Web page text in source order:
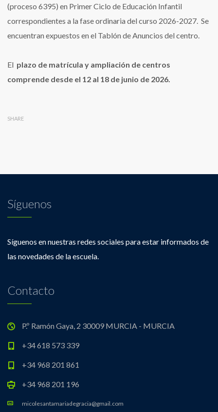
(proceso 6395) en Primer Ciclo de Educación Infantil
correspondientes a la fase ordinaria del curso 2026-2027. Se
encuentran expuestos en el Tablón de Anuncios del centro.
El plazo de matrícula y ampliación de centros
comprende desde el 12 al 18 de junio de 2026.
SHARE
Síguenos
Síguenos en nuestras redes sociales para estar informados de
las novedades de la escuela.
Contacto
P.º Ramón Gaya, 2 30009 MURCIA - MURCIA
+34 618 573 339
+34 968 201 861
+34 968 201 196
micolesantamariadegracia@gmail.com